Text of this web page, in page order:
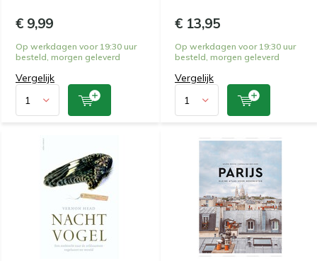
€ 9,99
Op werkdagen voor 19:30 uur
besteld, morgen geleverd
Vergelijk
€ 13,95
Op werkdagen voor 19:30 uur
besteld, morgen geleverd
Vergelijk